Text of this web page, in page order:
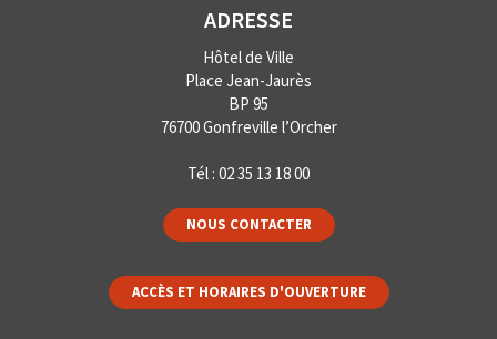
ADRESSE
Hôtel de Ville
Place Jean-Jaurès
BP 95
76700 Gonfreville l’Orcher
Tél : 02 35 13 18 00
NOUS CONTACTER
ACCÈS ET HORAIRES D'OUVERTURE